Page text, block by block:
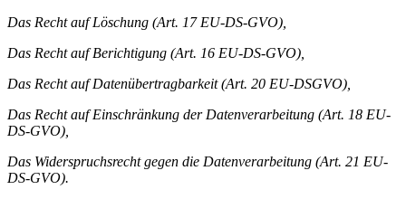
Das Recht auf Löschung (Art. 17 EU-DS-GVO),
Das Recht auf Berichtigung (Art. 16 EU-DS-GVO),
Das Recht auf Datenübertragbarkeit (Art. 20 EU-DSGVO),
Das Recht auf Einschränkung der Datenverarbeitung (Art. 18 EU-
DS-GVO),
Das Widerspruchsrecht gegen die Datenverarbeitung (Art. 21 EU-
DS-GVO).